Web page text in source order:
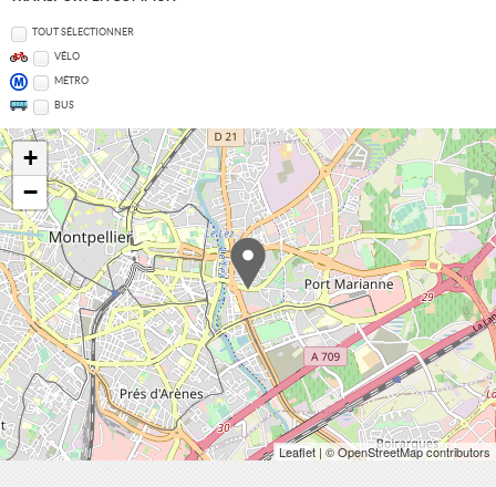
TOUT SÉLECTIONNER
VÉLO
MÉTRO
BUS
+
−
Leaflet | © OpenStreetMap contributors